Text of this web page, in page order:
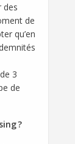
des
de
qu’en
3
de
?